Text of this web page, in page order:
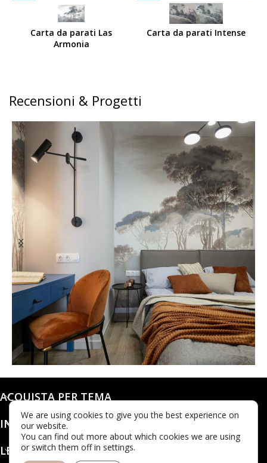
Carta da parati Las
Armonia
Carta da parati Intense
Recensioni & Progetti
@dashaleo_
ACQUISTA PER TEMA
INFO
LEGALE
We are using cookies to give you the best experience on
our website.
You can find out more about which cookies we are using
or switch them off in settings.